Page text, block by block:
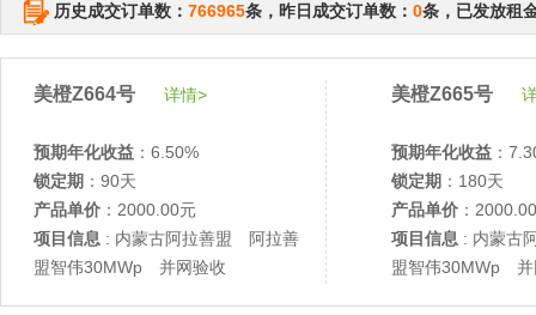
历史成交订单数： 766965条，昨日成交订单数： 0条，已发放租
美橙Z664号 详情>
预期年化收益 ：6.50%
锁定期 ：90天
产品单价 ：2000.00元
项目信息 : 内蒙古阿拉善盟 阿拉善
盟智伟30MWp 并网验收
美橙Z665号
预期年化收益 ：
锁定期 ：180天
产品单价 ：
项目信息 : 内蒙古
盟智伟30MWp 并